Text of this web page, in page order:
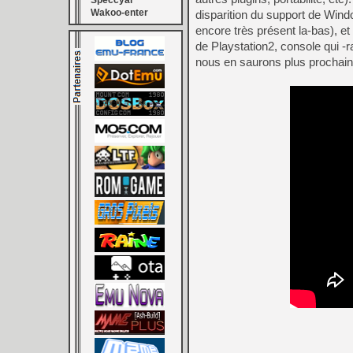
Wakoo-enter
disparition du support de
encore très présent la-bas), et
de Playstation2, console qui -
nous en saurons plus